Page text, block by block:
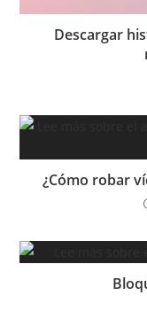
Descargar
¿Cómo robar